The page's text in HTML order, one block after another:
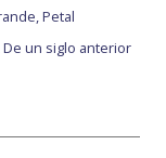
Petal
un siglo anterior